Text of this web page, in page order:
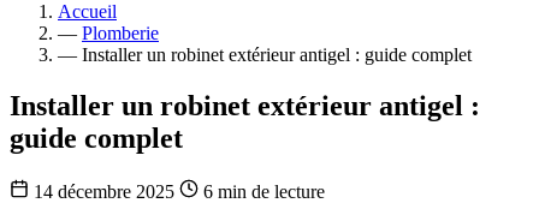
Accueil
— Plomberie
— Installer un robinet extérieur antigel : guide complet
Installer un robinet extérieur antigel :
guide complet
14 décembre 2025
6 min de lecture